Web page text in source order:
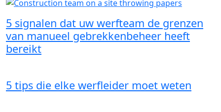
5 signalen dat uw werfteam de grenzen
van manueel gebrekkenbeheer heeft
bereikt
5 tips die elke werfleider moet weten